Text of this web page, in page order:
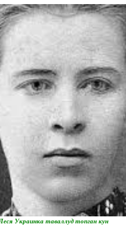
Украинка таваллуд топган кун